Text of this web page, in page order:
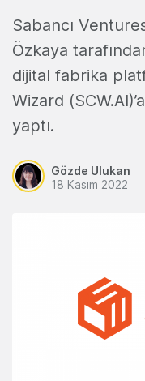
Sabancı
Özkaya
dijital fabrika
Wizard
yaptı.
Gözde Ulukan
18 Kasım 2022